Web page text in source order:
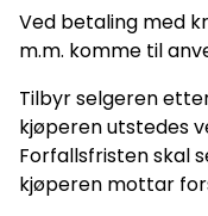
Ved betaling med
m.m. komme til
Tilbyr selgeren
kjøperen utstedes
Forfallsfristen skal
kjøperen mottar